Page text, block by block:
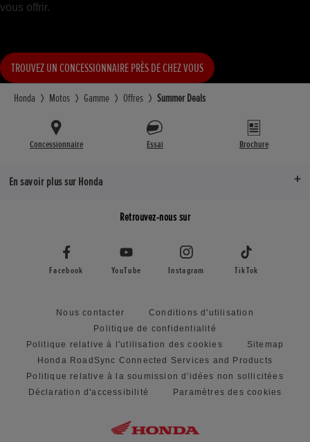
vous offrir.
TROUVEZ UN CONCESSIONNAIRE PRÈS DE CHEZ VOUS
Honda Motos Gamme Offres Summer Deals
Concessionnaire Essai Brochure
En savoir plus sur Honda
Retrouvez-nous sur
Facebook YouTube Instagram TikTok
Nous contacter
Conditions d'utilisation
Politique de confidentialité
Politique relative à l'utilisation des cookies
Sitemap
Honda RoadSync Connected Services and Products
Politique relative à la soumission d'idées non sollicitées
Déclaration d'accessibilité
Paramètres des cookies